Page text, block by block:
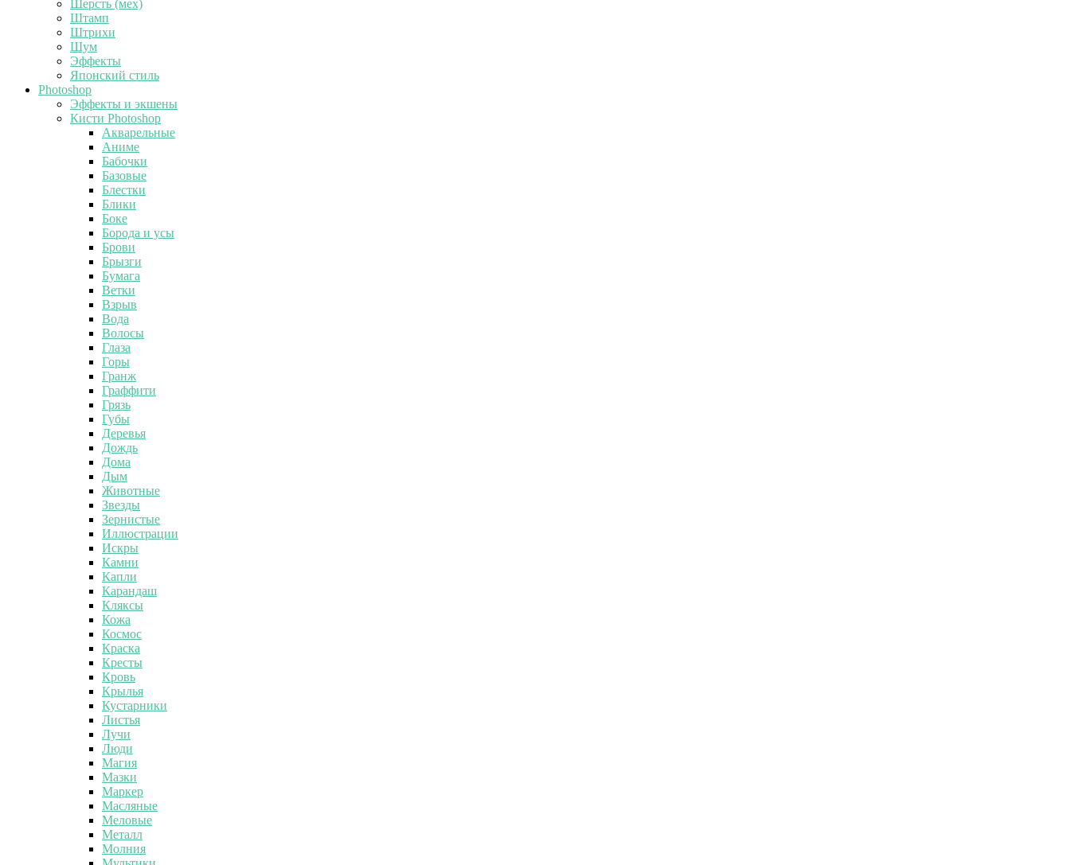
Шерсть (мех)
Штамп
Штрихи
Шум
Эффекты
Японский стиль
Photoshop
Эффекты и экшены
Кисти Photoshop
Акварельные
Аниме
Бабочки
Базовые
Блестки
Блики
Боке
Борода и усы
Брови
Брызги
Бумага
Ветки
Взрыв
Вода
Волосы
Глаза
Горы
Гранж
Граффити
Грязь
Губы
Деревья
Дождь
Дома
Дым
Животные
Звезды
Зернистые
Иллюстрации
Искры
Камни
Капли
Карандаш
Кляксы
Кожа
Космос
Краска
Кресты
Кровь
Крылья
Кустарники
Листья
Лучи
Люди
Магия
Мазки
Маркер
Масляные
Меловые
Металл
Молния